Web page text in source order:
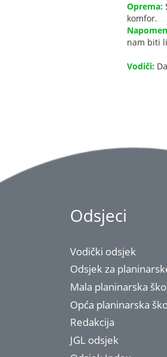
Oprema:
komfor.
nam biti
Vodiči:
Odsjeci
Vodički odsjek
Odsjek za
Mala planinarska
Opća planinarska
Redakcija
JGL odsjek